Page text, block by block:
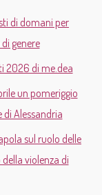
di domani per
genere
2026 di me.dea
un pomeriggio
di Alessandria
sul ruolo delle
violenza di